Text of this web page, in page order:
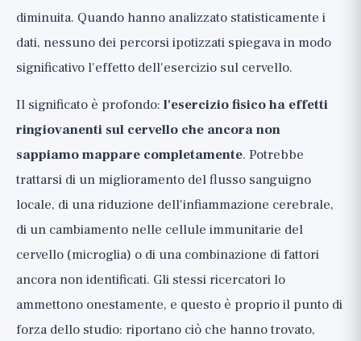
diminuita. Quando hanno analizzato statisticamente i
dati, nessuno dei percorsi ipotizzati spiegava in modo
significativo l'effetto dell'esercizio sul cervello.
Il significato è profondo: l'esercizio fisico ha effetti
ringiovanenti sul cervello che ancora non
sappiamo mappare completamente. Potrebbe
trattarsi di un miglioramento del flusso sanguigno
locale, di una riduzione dell'infiammazione cerebrale,
di un cambiamento nelle cellule immunitarie del
cervello (microglia) o di una combinazione di fattori
ancora non identificati. Gli stessi ricercatori lo
ammettono onestamente, e questo è proprio il punto di
forza dello studio: riportano ciò che hanno trovato,